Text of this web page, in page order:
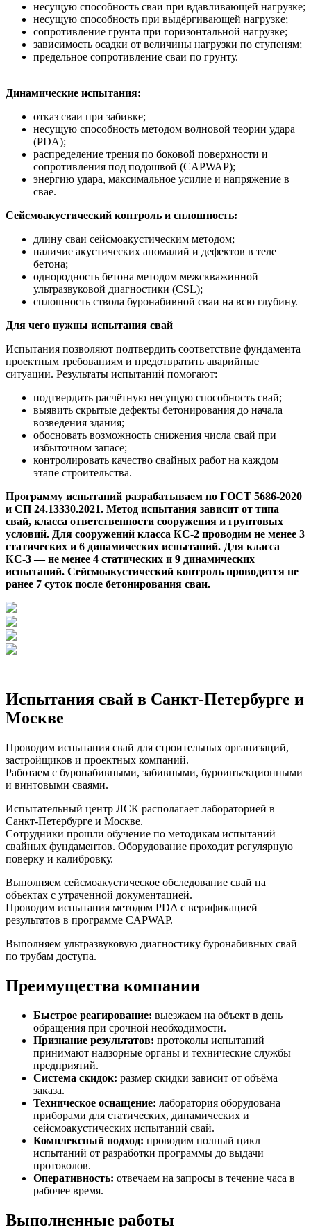
несущую способность сваи при вдавливающей нагрузке;
несущую способность при выдёргивающей нагрузке;
сопротивление грунта при горизонтальной нагрузке;
зависимость осадки от величины нагрузки по ступеням;
предельное сопротивление сваи по грунту.
Динамические испытания:
отказ сваи при забивке;
несущую способность методом волновой теории удара
(PDA);
распределение трения по боковой поверхности и
сопротивления под подошвой (CAPWAP);
энергию удара, максимальное усилие и напряжение в
свае.
Сейсмоакустический контроль и сплошность:
длину сваи сейсмоакустическим методом;
наличие акустических аномалий и дефектов в теле
бетона;
однородность бетона методом межскважинной
ультразвуковой диагностики (CSL);
сплошность ствола буронабивной сваи на всю глубину.
Для чего нужны испытания свай
Испытания позволяют подтвердить соответствие фундамента
проектным требованиям и предотвратить аварийные
ситуации. Результаты испытаний помогают:
подтвердить расчётную несущую способность свай;
выявить скрытые дефекты бетонирования до начала
возведения здания;
обосновать возможность снижения числа свай при
избыточном запасе;
контролировать качество свайных работ на каждом
этапе строительства.
Программу испытаний разрабатываем по ГОСТ 5686-2020
и СП 24.13330.2021. Метод испытания зависит от типа
свай, класса ответственности сооружения и грунтовых
условий. Для сооружений класса КС-2 проводим не менее 3
статических и 6 динамических испытаний. Для класса
КС-3 — не менее 4 статических и 9 динамических
испытаний. Сейсмоакустический контроль проводится не
ранее 7 суток после бетонирования сваи.
Испытания свай в Санкт-Петербурге и
Москве
Проводим испытания свай для строительных организаций,
застройщиков и проектных компаний.
Работаем с буронабивными, забивными, буроинъекционными
и винтовыми сваями.
Испытательный центр ЛСК располагает лабораторией в
Санкт-Петербурге и Москве.
Сотрудники прошли обучение по методикам испытаний
свайных фундаментов. Оборудование проходит регулярную
поверку и калибровку.
Выполняем сейсмоакустическое обследование свай на
объектах с утраченной документацией.
Проводим испытания методом PDA с верификацией
результатов в программе CAPWAP.
Выполняем ультразвуковую диагностику буронабивных свай
по трубам доступа.
Преимущества компании
Быстрое реагирование: выезжаем на объект в день
обращения при срочной необходимости.
Признание результатов: протоколы испытаний
принимают надзорные органы и технические службы
предприятий.
Система скидок: размер скидки зависит от объёма
заказа.
Техническое оснащение: лаборатория оборудована
приборами для статических, динамических и
сейсмоакустических испытаний свай.
Комплексный подход: проводим полный цикл
испытаний от разработки программы до выдачи
протоколов.
Оперативность: отвечаем на запросы в течение часа в
рабочее время.
Выполненные работы